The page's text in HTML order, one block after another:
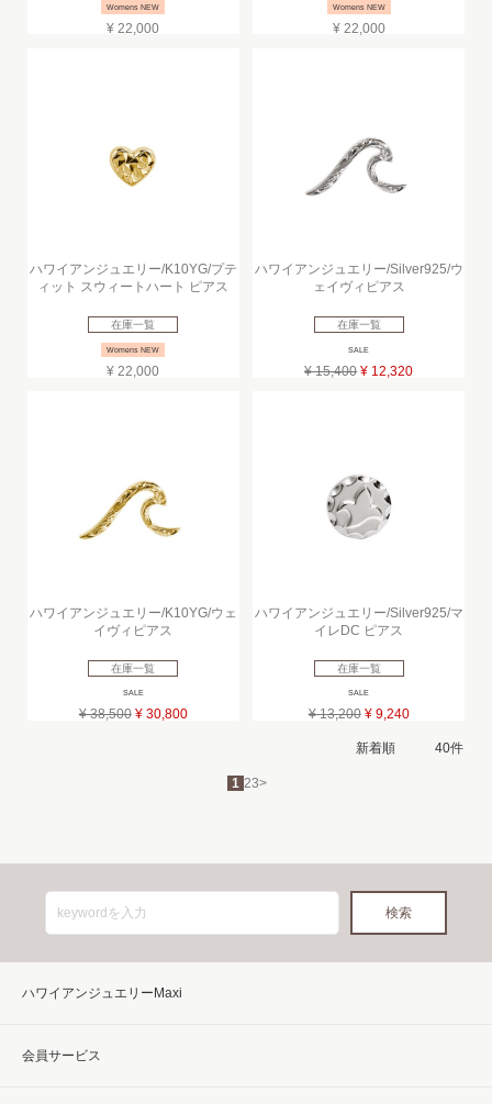
Womens NEW
¥ 22,000
Womens NEW
¥ 22,000
ハワイアンジュエリー/K10YG/プテ
ィット スウィートハート ピアス
在庫一覧
Womens NEW
¥ 22,000
ハワイアンジュエリー/Silver925/ウ
ェイヴィピアス
在庫一覧
SALE
¥ 15,400 ¥ 12,320
ハワイアンジュエリー/K10YG/ウェ
イヴィピアス
在庫一覧
SALE
¥ 38,500 ¥ 30,800
ハワイアンジュエリー/Silver925/マ
イレDC ピアス
在庫一覧
SALE
¥ 13,200 ¥ 9,240
1 23>
ハワイアンジュエリーMaxi
会員サービス